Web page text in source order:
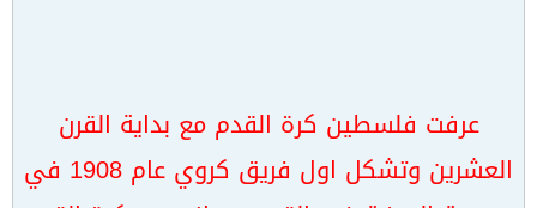
عرفت فلسطين كرة القدم مع بداية القرن
العشرين وتشكل اول فريق كروي عام 1908 في